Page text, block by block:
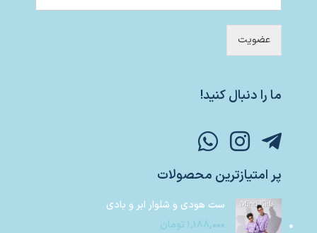
عضویت
ما را دنبال کنید!
پر امتیازترین محصولات
ست هودی و شلوار ابر و بادی
۱,۱۸۸,۰۰۰ تومان